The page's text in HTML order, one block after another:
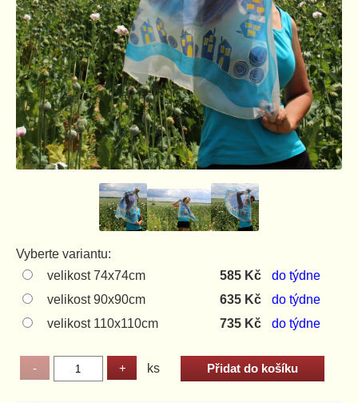
Vyberte variantu:
velikost 74x74cm
585 Kč
do týdne
velikost 90x90cm
635 Kč
do týdne
velikost 110x110cm
735 Kč do týdne
ks